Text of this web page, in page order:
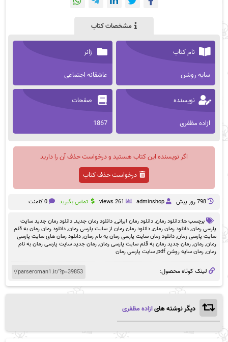
مشخصات کتاب
نام کتاب
سایه روشن
ژانر
عاشقانه اجتماعی
نویسنده
ازاده مظفری
صفحات
1867
اگر نویسنده این کتاب هستید و درخواست حذف آن را دارید
درخواست حذف کتاب
798 روز پيش adminshop
261 views تماس بگیرید 0 کامنت
برچسب ها:دانلود رمان,دانلود رمان ایرانی,دانلود رمان جدید,دانلود رمان جدید سایت
پارسی رمان,دانلود رمان رمان,دانلود رمان رمان از سایت پارسی رمان,دانلود رمان رمان به قلم
سایت پارسی رمان,دانلود رمان سایت پارسی رمان به نام رمان,دانلود رمان های سایت پارسی
رمان,رمان,رمان جدید رمان به قلم سایت پارسی رمان,رمان جدید سایت پارسی رمان به نام
رمان,رمان سایه روشن pdf ,سایت پارسی رمان
لینک کوتاه محصول:
دیگر نوشته هایازاده مظفری